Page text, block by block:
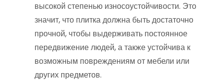
высокой степенью износоустойчивости. Это
значит, что плитка должна быть достаточно
прочной, чтобы выдерживать постоянное
передвижение людей, а также устойчива к
возможным повреждениям от мебели или
других предметов.